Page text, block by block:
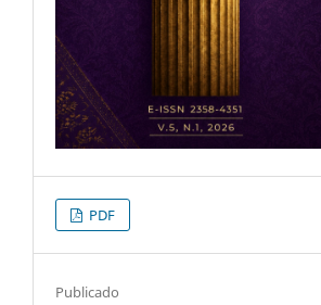
PDF
Publicado